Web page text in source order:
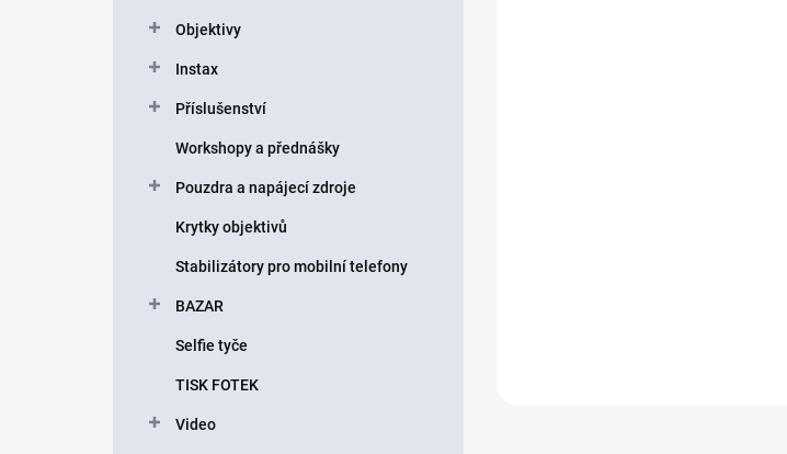
Objektivy
Instax
Příslušenství
Workshopy a přednášky
Pouzdra a napájecí zdroje
Krytky objektivů
Stabilizátory pro mobilní telefony
BAZAR
Selfie tyče
TISK FOTEK
Video